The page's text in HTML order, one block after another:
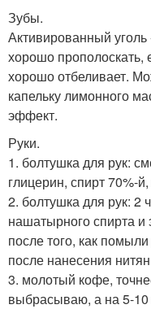
Зубы.
Активированный уголь
хорошо прополоскать,
хорошо отбеливает.
капельку лимонного
эффект.
Руки.
1. болтушка для рук:
глицерин, спирт 70%-
2. болтушка для рук: 2
нашатырного спирта и
после того, как
после нанесения
3. молотый кофе,
выбрасываю, а на 5-